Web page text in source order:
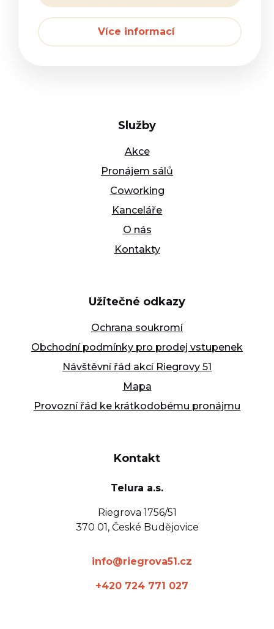
Více informací
Služby
Akce
Pronájem sálů
Coworking
Kanceláře
O nás
Kontakty
Užitečné odkazy
Ochrana soukromí
Obchodní podmínky pro prodej vstupenek
Návštěvní řád akcí Riegrovy 51
Mapa
Provozní řád ke krátkodobému pronájmu
Kontakt
Telura a.s.
Riegrova 1756/51
370 01, České Budějovice
info@riegrova51.cz
+420 724 771 027